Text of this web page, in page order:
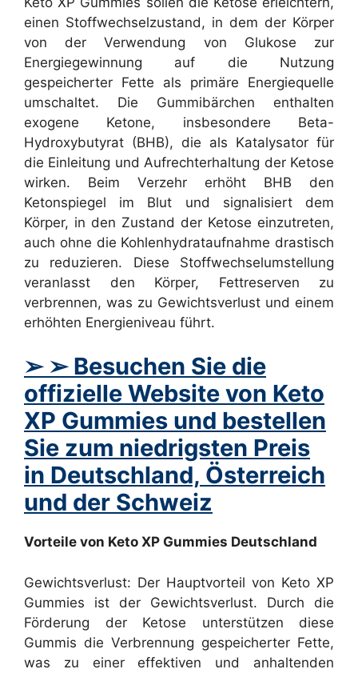
einen Stoffwechselzustand, in dem der Körper
von der Verwendung von Glukose zur
Energiegewinnung auf die Nutzung
gespeicherter Fette als primäre Energiequelle
umschaltet. Die Gummibärchen enthalten
exogene Ketone, insbesondere Beta-
Hydroxybutyrat (BHB), die als Katalysator für
die Einleitung und Aufrechterhaltung der Ketose
wirken. Beim Verzehr erhöht BHB den
Ketonspiegel im Blut und signalisiert dem
Körper, in den Zustand der Ketose einzutreten,
auch ohne die Kohlenhydrataufnahme drastisch
zu reduzieren. Diese Stoffwechselumstellung
veranlasst den Körper, Fettreserven zu
verbrennen, was zu Gewichtsverlust und einem
erhöhten Energieniveau führt.
➢ ➢ Besuchen Sie die
offizielle Website von Keto
XP Gummies und bestellen
Sie zum niedrigsten Preis
in Deutschland, Österreich
und der Schweiz
Vorteile von Keto XP Gummies Deutschland
Gewichtsverlust: Der Hauptvorteil von Keto XP
Gummies ist der Gewichtsverlust. Durch die
Förderung der Ketose unterstützen diese
Gummis die Verbrennung gespeicherter Fette,
was zu einer effektiven und anhaltenden